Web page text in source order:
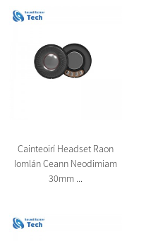
Cainteoirí Headset Raon
Iomlán Ceann Neodimiam
30mm ...